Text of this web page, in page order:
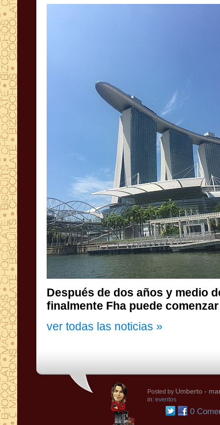
Después de dos años y medio
finalmente Fha puede
ver todas las noticias »
Posted by Umberto -
in: eventos
0